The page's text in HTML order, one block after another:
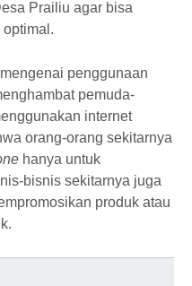
Prailiu agar bisa
optimal.
penggunaan
pemuda-
internet
orang-orang sekitarnya
hanya untuk
bisnis sekitarnya juga
produk atau